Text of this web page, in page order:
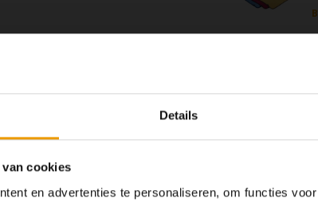
Details
cookies
en advertenties te personaliseren, om functies
van natuurlijk rubber, die kan
'reisgenoot. Uiteraard kan
stroefheid, isoleert tegen